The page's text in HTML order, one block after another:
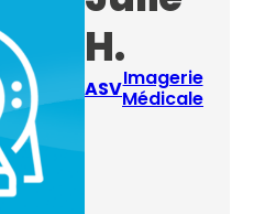
H.
ASVImagerie
Médicale